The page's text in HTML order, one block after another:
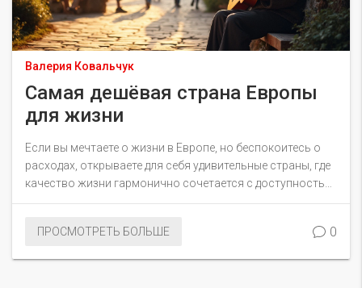
Валерия Ковальчук
Самая дешёвая страна Европы
для жизни
Если вы мечтаете о жизни в Европе, но беспокоитесь о
расходах, открываете для себя удивительные страны, где
качество жизни гармонично сочетается с доступностью.
От уютных улиц Болгарии до впечатляющих видов
низкую стоимость жизни, но и богатую культуру и
ПРОСМОТРЕТЬ БОЛЬШЕ 0